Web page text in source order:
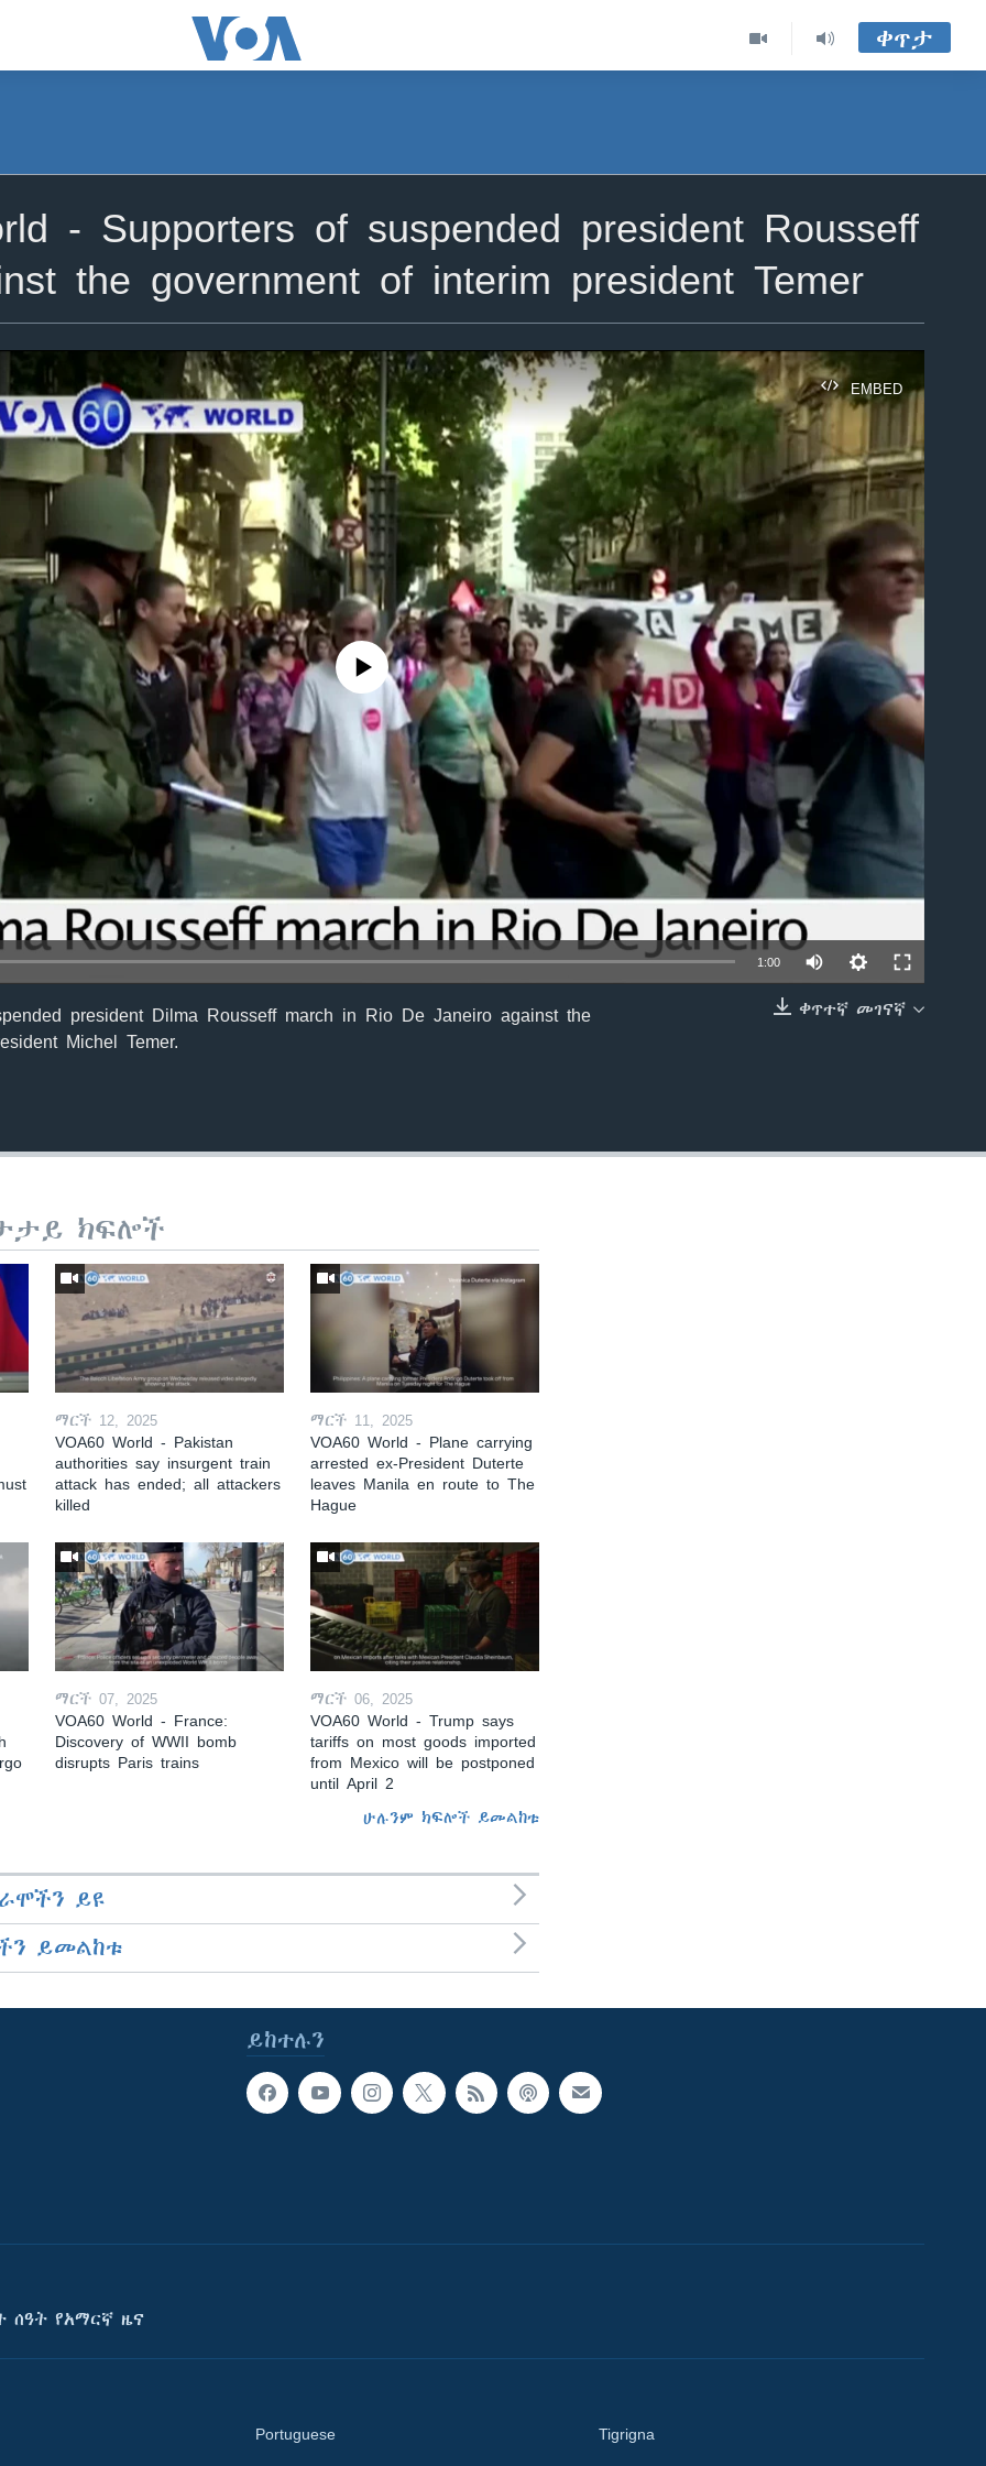
ቀጥታ
- Supporters of suspended president Rousseff
the government of interim president Temer
EMBED
EMBED
No media source currently available
1:00
ቀጥተኛ መገናኛ
president Dilma Rousseff march in Rio De Janeiro against the
Michel Temer.
ክፍሎች
ማርች 12, 2025
VOA60 World - Pakistan
authorities say insurgent train
attack has ended; all attackers
killed
ማርች 11, 2025
VOA60 World - Plane carrying
arrested ex-President Duterte
leaves Manila en route to The
Hague
ማርች 07, 2025
VOA60 World - France:
Discovery of WWII bomb
disrupts Paris trains
ማርች 06, 2025
VOA60 World - Trump says
tariffs on most goods imported
from Mexico will be postponed
until April 2
ሁሉንም ክፍሎች ይመልከቱ
ይዩ
ይመልከቱ
ይከተሉን
ሰዓት የአማርኛ ዜና
Portuguese Tigrigna